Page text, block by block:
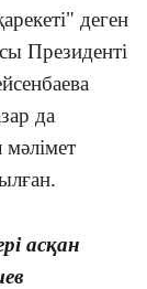
деген
Президенті
да
асқан